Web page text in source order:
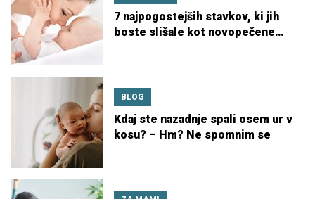
7 najpogostejših stavkov, ki jih
boste slišale kot novopečene
BLOG
Kdaj ste nazadnje spali osem ur v
kosu? – Hm? Ne spomnim se